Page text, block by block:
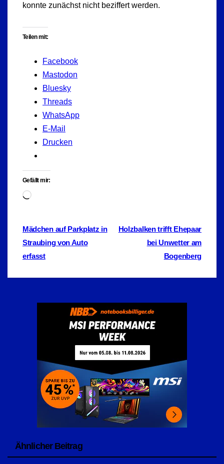
konnte zunächst nicht beziffert werden.
Teilen mit:
Facebook
Mastodon
Bluesky
Threads
WhatsApp
E-Mail
Drucken
Gefällt mir:
Wird
BeitragsnavigationHolzbalken trifft Ehepaar
bei Unwetter am
Bogenberg
Mädchen auf Parkplatz in
Straubing von Auto
erfasst
Ähnlicher Beitrag